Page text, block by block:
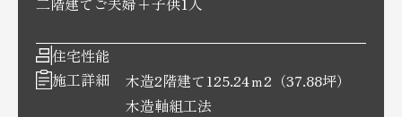
住宅性能
施工詳細
木造2階建て125.24ｍ2（37.88坪）
木造軸組工法